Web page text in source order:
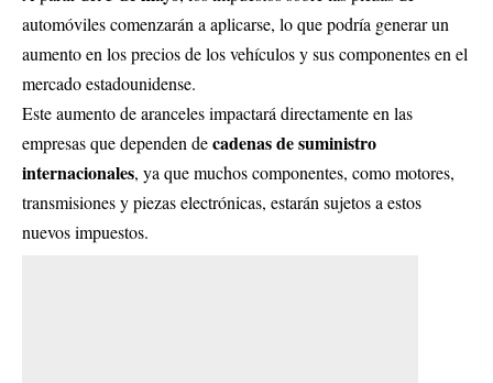
automóviles comenzarán a aplicarse, lo que podría generar un
aumento en los precios de los vehículos y sus componentes en el
mercado estadounidense.
Este aumento de aranceles impactará directamente en las
empresas que dependen decadenas de suministro
internacionales, ya que muchos componentes, como motores,
transmisiones y piezas electrónicas, estarán sujetos a estos
nuevos impuestos.